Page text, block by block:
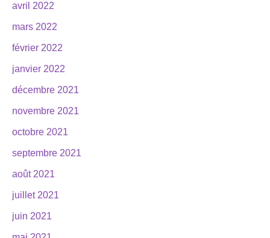
avril 2022
mars 2022
février 2022
janvier 2022
décembre 2021
novembre 2021
octobre 2021
septembre 2021
août 2021
juillet 2021
juin 2021